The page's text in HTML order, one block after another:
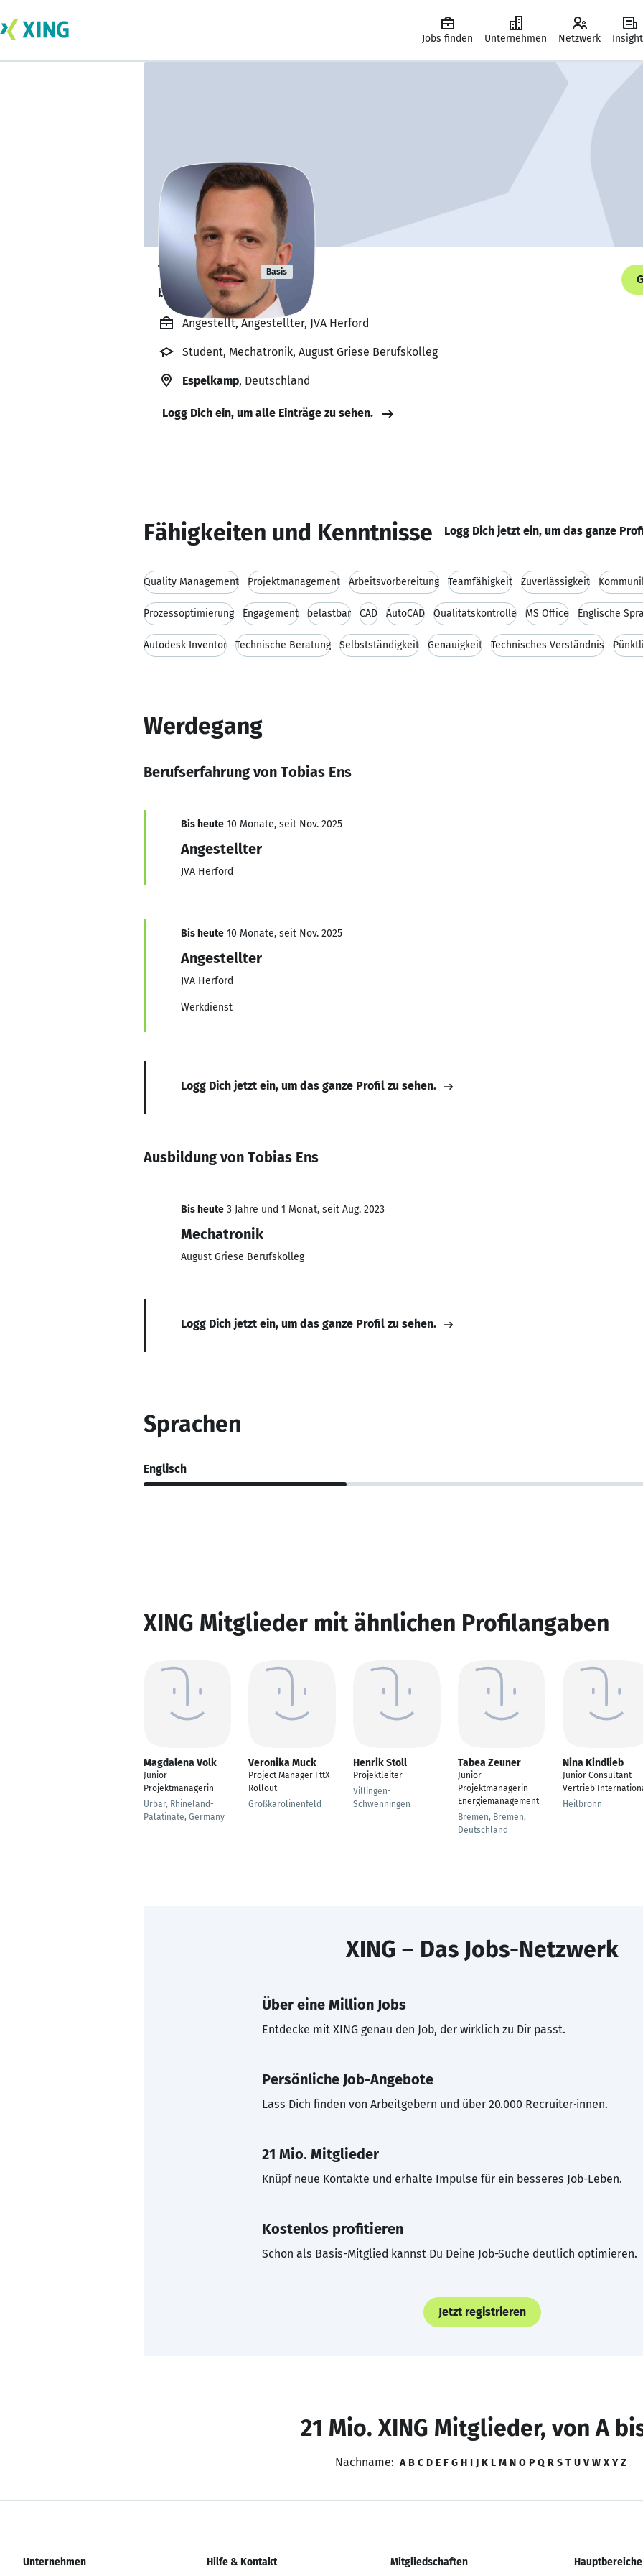
Jobs finden Unternehmen Netzwerk
Tobias Ens Basis
bildet sich zurzeit weiter. 🎓
Angestellt, Angestellter, JVA Herford
Student, Mechatronik, August Griese Berufskolleg
Espelkamp, Deutschland
Logg Dich ein, um alle Einträge zu sehen.
Fähigkeiten und Kenntnisse Logg Dich jetzt ein, um das ganze
Quality Management Projektmanagement Arbeitsvorbereitung Teamfähigkeit Zuverlässigkeit
Prozessoptimierung Engagement belastbar CAD AutoCAD Qualitätskontrolle MS Office Englische
Autodesk Inventor Technische Beratung Selbstständigkeit Genauigkeit Technisches Verständnis
Werdegang
Berufserfahrung von Tobias Ens
Bis heute 10 Monate, seit Nov. 2025
Angestellter
JVA Herford
Bis heute 10 Monate, seit Nov. 2025
Angestellter
JVA Herford
Werkdienst
Logg Dich jetzt ein, um das ganze Profil zu sehen.
Ausbildung von Tobias Ens
Bis heute 3 Jahre und 1 Monat, seit Aug. 2023
Mechatronik
August Griese Berufskolleg
Logg Dich jetzt ein, um das ganze Profil zu sehen.
Sprachen
Englisch
XING Mitglieder mit ähnlichen Profilangaben
Magdalena Volk
Junior
Projektmanagerin
Urbar, Rhineland-
Palatinate, Germany
Veronika Muck
Project Manager FttX
Rollout
Großkarolinenfeld
Henrik Stoll
Projektleiter
Villingen-
Schwenningen
Tabea Zeuner
Junior
Projektmanagerin
Energiemanagement
Bremen, Bremen,
Deutschland
Nina Kindlieb
Junior Consultant
Vertrieb
Heilbronn
XING – Das Jobs-Netzwerk
Über eine Million Jobs
Entdecke mit XING genau den Job, der wirklich zu Dir passt.
Persönliche Job-Angebote
Lass Dich finden von Arbeitgebern und über 20.000 Recruiter·innen.
21 Mio. Mitglieder
Knüpf neue Kontakte und erhalte Impulse für ein besseres Job-Leben.
Kostenlos profitieren
Schon als Basis-Mitglied kannst Du Deine Job-Suche deutlich optimieren.
Jetzt registrieren
21 Mio. XING Mitglieder, von A
Nachname: A B C D E F G H I J K L M N O P Q R S T U V W X Y Z
Unternehmen Hilfe & Kontakt Mitgliedschaften Hauptbereiche